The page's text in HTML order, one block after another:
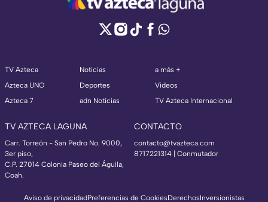
TV Azteca
Azteca UNO
Azteca 7
Noticias
Deportes
adn Noticias
a más +
Videos
TV Azteca Internacional
TV AZTECA LAGUNA
Carr. Torreón - San Pedro No. 9000,
3er piso,
C.P. 27014 Colonia Paseo del Águila,
Coah.
CONTACTO
contacto@tvazteca.com
8717221314 | Conmutador
Aviso de privacidadPreferencias de CookiesDerechosInversionistas